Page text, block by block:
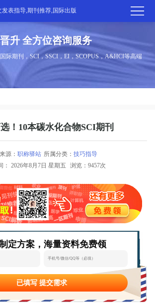
发表指导,期刊推荐,国际出版
升 全方位咨询服务
际期刊，SCI，SSCI，EI，SCOPUS，A&HCI等高端
！10本碳水化合物SCI期刊
来源： 职称驿站 所属分类： 技巧指导
： 2026年8月7日 星期五 浏览：9457次
定方案，海量资料免费领
已填写 提交需求